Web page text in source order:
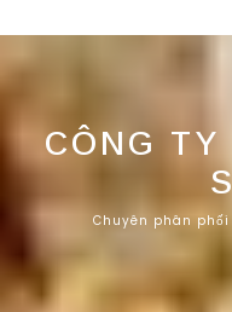
Button
CÔNG TY
Chuyên phân